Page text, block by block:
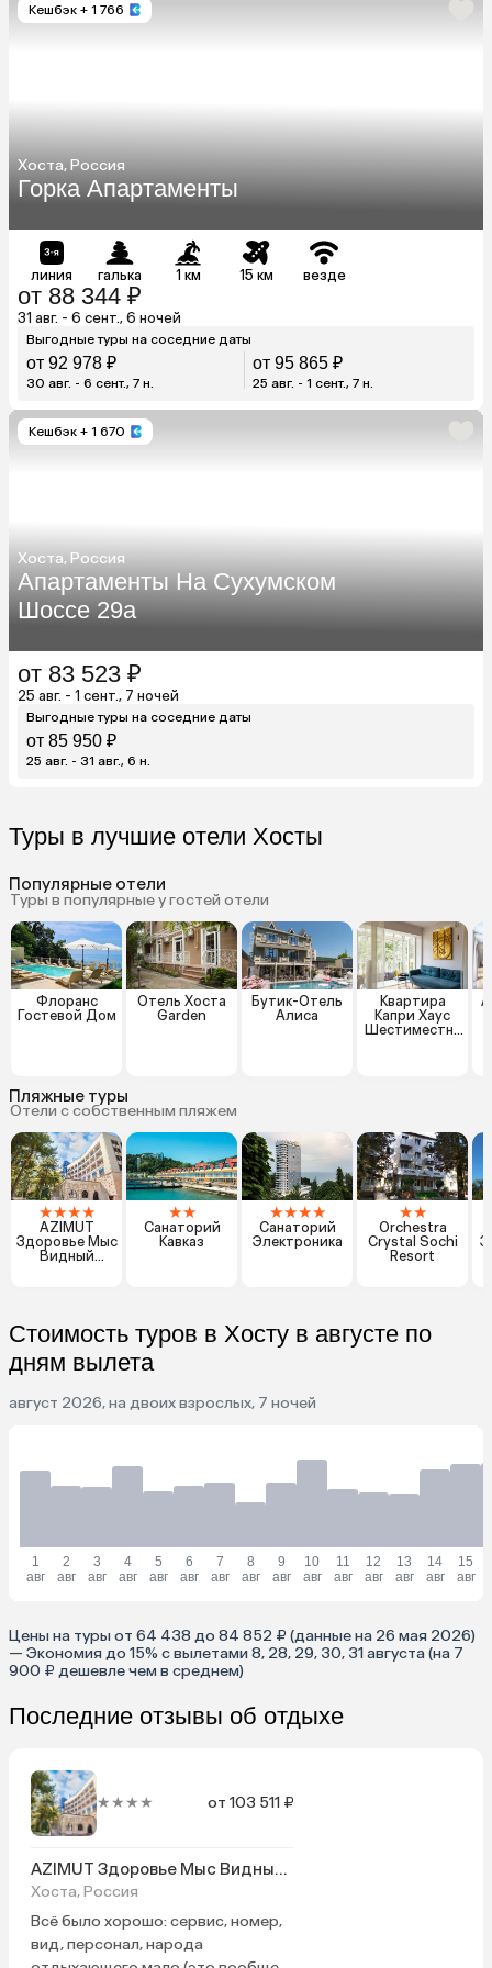
Кешбэк + 1 766
Хоста, Россия
Горка Апартаменты
линия галька 1 км 15 км везде
от 88 344 ₽
31 авг. - 6 сент., 6 ночей
Выгодные туры на соседние даты
от 92 978 ₽
30 авг. - 6 сент., 7 н.
от 95 865 ₽
25 авг. - 1 сент., 7 н.
Кешбэк + 1 670
Хоста, Россия
Апартаменты На Сухумском
Шоссе 29а
от 83 523 ₽
25 авг. - 1 сент., 7 ночей
Выгодные туры на соседние даты
от 85 950 ₽
25 авг. - 31 авг., 6 н.
Туры в лучшие отели Хосты
Популярные отели
Туры в популярные у гостей отели
Флоранс
Гостевой Дом
Отель Хоста
Garden
Бутик-Отель
Алиса
Квартира
Капри Хаус
Шестиместна
Пляжные туры
Отели с собственным пляжем
★★★★
AZIMUT
Здоровье Мыс
Видный
★★
Санаторий
Кавказ
★★★★
Санаторий
Электроника
★★
Orchestra
Crystal Sochi
Resort
Стоимость туров в Хосту в августе по
дням вылета
август 2026, на двоих взрослых, 7 ночей
1
авг
2
авг
3
авг
4
авг
5
авг
6
авг
7
авг
8
авг
9
авг
10
авг
11
авг
12
авг
13
авг
14
авг
15
авг
Цены на туры от 64 438 до 84 852 ₽ (данные на 26 мая 2026)
— Экономия до 15% с вылетами 8, 28, 29, 30, 31 августа (на 7
900 ₽ дешевле чем в среднем)
Последние отзывы об отдыхе
★★★★ от 103 511 ₽
AZIMUT Здоровье Мыс Видный Санаторий
Хоста, Россия
Всё было хорошо: сервис, номер,
вид, персонал, народа